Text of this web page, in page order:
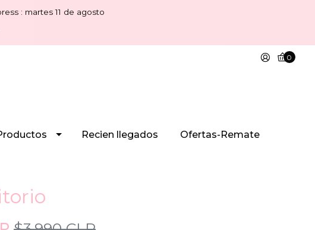
: martes 11 de agosto
0
Recien llegados Ofertas-Remate